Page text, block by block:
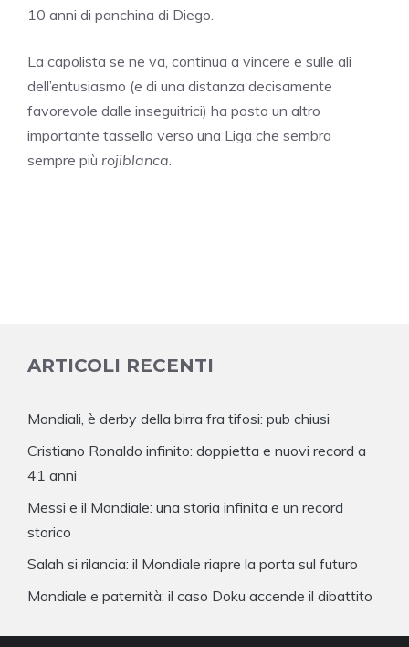
10 anni di panchina di Diego.
La capolista se ne va, continua a vincere e sulle ali
dell’entusiasmo (e di una distanza decisamente
favorevole dalle inseguitrici) ha posto un altro
importante tassello verso una Liga che sembra
sempre più rojiblanca.
ARTICOLI RECENTI
Mondiali, è derby della birra fra tifosi: pub chiusi
Cristiano Ronaldo infinito: doppietta e nuovi record a
41 anni
Messi e il Mondiale: una storia infinita e un record
storico
Salah si rilancia: il Mondiale riapre la porta sul futuro
Mondiale e paternità: il caso Doku accende il dibattito